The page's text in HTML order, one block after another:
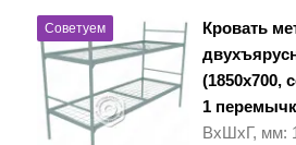
Советуем
Кровать
(1850х700,
1
ВхШхГ, мм: